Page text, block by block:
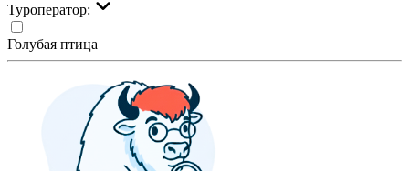
Туроператор:
Голубая птица